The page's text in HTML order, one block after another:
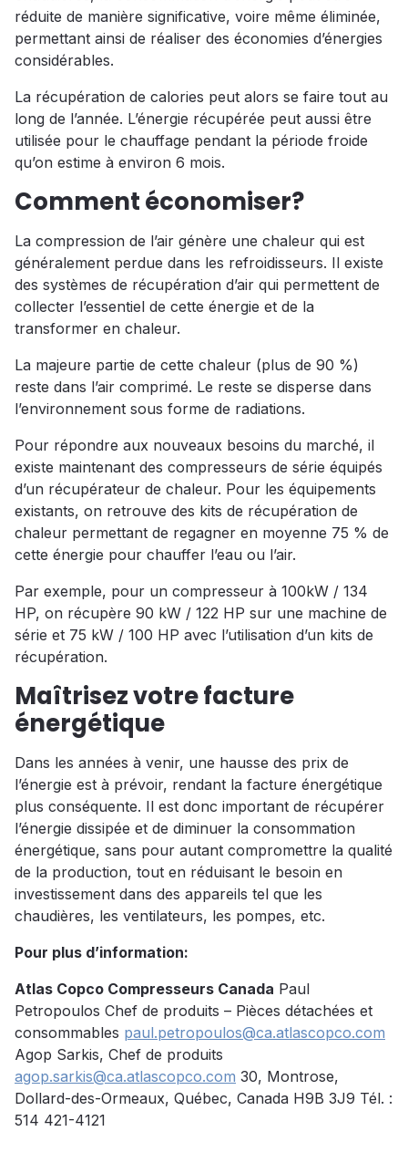
réduite de manière significative, voire même éliminée,
permettant ainsi de réaliser des économies d’énergies
considérables.
La récupération de calories peut alors se faire tout au
long de l’année. L’énergie récupérée peut aussi être
utilisée pour le chauffage pendant la période froide
qu’on estime à environ 6 mois.
Comment économiser?
La compression de l’air génère une chaleur qui est
généralement perdue dans les refroidisseurs. Il existe
des systèmes de récupération d’air qui permettent de
collecter l’essentiel de cette énergie et de la
transformer en chaleur.
La majeure partie de cette chaleur (plus de 90 %)
reste dans l’air comprimé. Le reste se disperse dans
l’environnement sous forme de radiations.
Pour répondre aux nouveaux besoins du marché, il
existe maintenant des compresseurs de série équipés
d’un récupérateur de chaleur. Pour les équipements
existants, on retrouve des kits de récupération de
chaleur permettant de regagner en moyenne 75 % de
cette énergie pour chauffer l’eau ou l’air.
Par exemple, pour un compresseur à 100kW / 134
HP, on récupère 90 kW / 122 HP sur une machine de
série et 75 kW / 100 HP avec l’utilisation d’un kits de
récupération.
Maîtrisez votre facture
énergétique
Dans les années à venir, une hausse des prix de
l’énergie est à prévoir, rendant la facture énergétique
plus conséquente. Il est donc important de récupérer
l’énergie dissipée et de diminuer la consommation
énergétique, sans pour autant compromettre la qualité
de la production, tout en réduisant le besoin en
investissement dans des appareils tel que les
chaudières, les ventilateurs, les pompes, etc.
Pour plus d’information:
Atlas Copco Compresseurs Canada Paul
Petropoulos Chef de produits – Pièces détachées et
consommables paul.petropoulos@ca.atlascopco.com
Agop Sarkis, Chef de produits
agop.sarkis@ca.atlascopco.com 30, Montrose,
Dollard-des-Ormeaux, Québec, Canada H9B 3J9 Tél. :
514 421-4121